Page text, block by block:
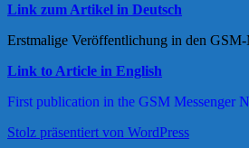
Link zum Artikel in Deutsch
Erstmalige Veröffentlichung in den
Link to Article in English
First publication in the GSM Messenger
Stolz präsentiert von WordPress